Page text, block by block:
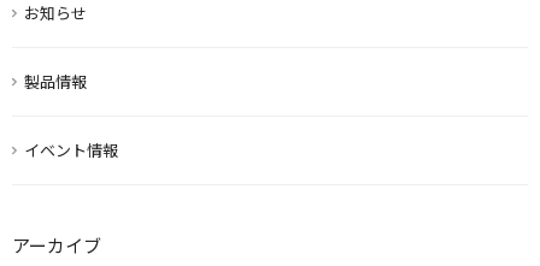
お知らせ
製品情報
イベント情報
アーカイブ